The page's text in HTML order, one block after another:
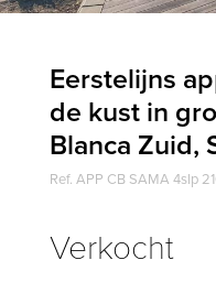
Eerstelijns
de kust in
Blanca Zuid,
Ref. APP CB SAMA 4slp
Verkocht